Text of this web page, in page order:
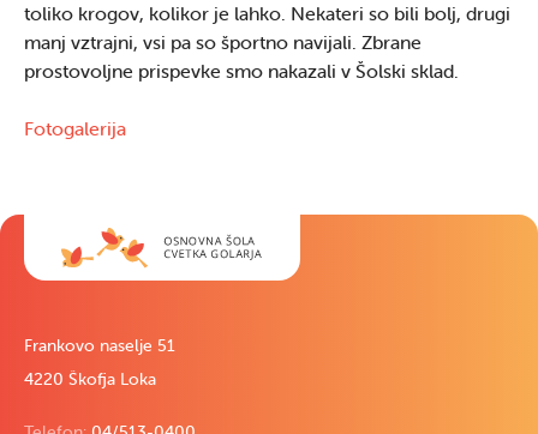
toliko krogov, kolikor je lahko. Nekateri so bili bolj, drugi
manj vztrajni, vsi pa so športno navijali. Zbrane
prostovoljne prispevke smo nakazali v Šolski sklad.
Fotogalerija
Frankovo naselje 51
4220 Škofja Loka